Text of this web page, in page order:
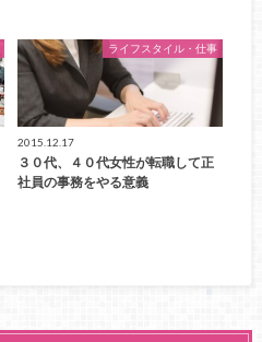
ライフスタイル・仕事
2015.12.17
３０代、４０代女性が転職して正
社員の事務をやる意義